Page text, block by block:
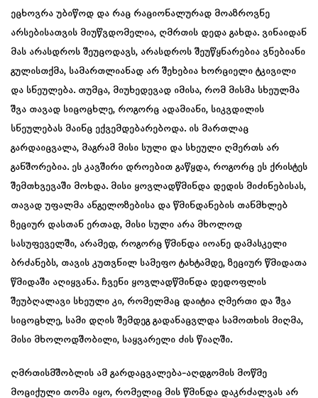
ეცხოვრა უბიწოდ და რაც რაციონალურად მოაზროვნე
არსებისათვის მიუწვდომელია, ღმრთის დედა გახდა. ვინაიდან
მას არასდროს შეუცოდავს, არასდროს შეუწყნარებია ვნებიანი
გულისთქმა, სამართლიანად არ შეხებია ხორციელი ტკივილი
და სნეულება. თუმცა, მიუხედევად იმისა, რომ მისმა სხეულმა
შვა თავად სიცოცხლე, როგორც ადამიანი, სიკვდილის
სნეულებას მაინც ექვემდებარებოდა. ის მართლაც
გარდაიცვალა, მაგრამ მისი სული და სხეული ღმერთს არ
განშორებია. ეს კავშირი დროებით გაწყდა, როგორც ეს ქრისტეს
შემთხვევაში მოხდა. მისი ყოვლადწმინდა დედის მიძინებისას,
თავად უფალმა ანგელოზებისა და წმინდანების თანმხლებ
ზეციურ დასთან ერთად, მისი სული არა მხოლოდ
სასუფეველში, არამედ, როგორც წმინდა იოანე დამასკელი
ბრძანებს, თავის კუთვნილ სამეფო ტახტამდე, ზეციურ წმიდათა
წმიდაში აღიყვანა. ჩვენი ყოვლადწმინდა დედოფლის
შეუბღალავი სხეული კი, რომელმაც დაიტია ღმერთი და შვა
სიცოცხლე, სამი დღის შემდეგ გადანაცვლდა სამოთხის მიღმა,
მისი მხოლოდშობილი, საყვარელი ძის წიაღში.
ღმრთისმშობლის ამ გარდაცვალება-აღდგომის მოწმე
მოციქული თომა იყო, რომელიც მის წმინდა დაკრძალვას არ